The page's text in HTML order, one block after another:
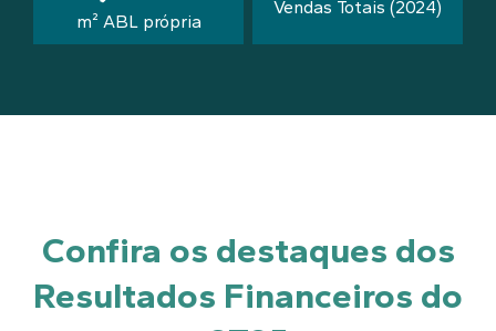
m² ABL própria
Vendas Totais (2024)
Confira os destaques dos
Resultados Financeiros do